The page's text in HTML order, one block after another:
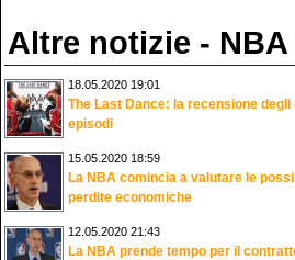
Altre notizie - NBA
18.05.2020 19:01
The Last Dance: la recensione degli
episodi
15.05.2020 18:59
La NBA comincia a valutare le
perdite economiche
12.05.2020 21:43
La NBA prende tempo per il